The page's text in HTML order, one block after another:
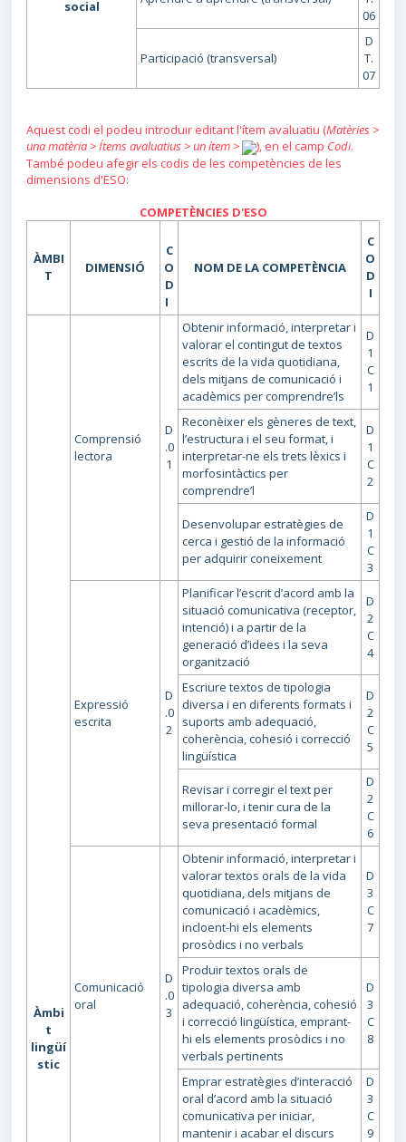
social
06
Participació (transversal)
D
T.
07
Aquest codi el podeu introduir editant l'ítem avaluatiu (Matèries >
una matèria > Ítems avaluatius > un ítem >
), en el camp Codi.
També podeu afegir els codis de les competències de les
dimensions d'ESO:
COMPETÈNCIES D'ESO
ÀMBI
T
DIMENSIÓ
C
O
D
I
NOM DE LA COMPETÈNCIA
C
O
D
I
Àmbi
t
lingüí
stic
Comprensió
lectora
D
.0
1
Obtenir informació, interpretar i
valorar el contingut de textos
escrits de la vida quotidiana,
dels mitjans de comunicació i
acadèmics per comprendre’ls
D
1
C
1
Reconèixer els gèneres de text,
l’estructura i el seu format, i
interpretar-ne els trets lèxics i
morfosintàctics per
comprendre’l
D
1
C
2
Desenvolupar estratègies de
cerca i gestió de la informació
per adquirir coneixement
D
1
C
3
Expressió
escrita
D
.0
2
Planificar l’escrit d’acord amb la
situació comunicativa (receptor,
intenció) i a partir de la
generació d’idees i la seva
organització
D
2
C
4
Escriure textos de tipologia
diversa i en diferents formats i
suports amb adequació,
coherència, cohesió i correcció
lingüística
D
2
C
5
Revisar i corregir el text per
millorar-lo, i tenir cura de la
seva presentació formal
D
2
C
6
Comunicació
oral
D
.0
3
Obtenir informació, interpretar i
valorar textos orals de la vida
quotidiana, dels mitjans de
comunicació i acadèmics,
incloent-hi els elements
prosòdics i no verbals
D
3
C
7
Produir textos orals de
tipologia diversa amb
adequació, coherència, cohesió
i correcció lingüística, emprant-
hi els elements prosòdics i no
verbals pertinents
D
3
C
8
Emprar estratègies d’interacció
oral d’acord amb la situació
comunicativa per iniciar,
mantenir i acabar el discurs
D
3
C
9